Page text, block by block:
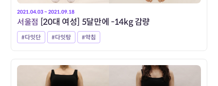
2021.04.03 ~ 2021.09.18
서울점 [20대 여성] 5달만에 -14kg 감량
#다잇단 #다잇탕 #약침